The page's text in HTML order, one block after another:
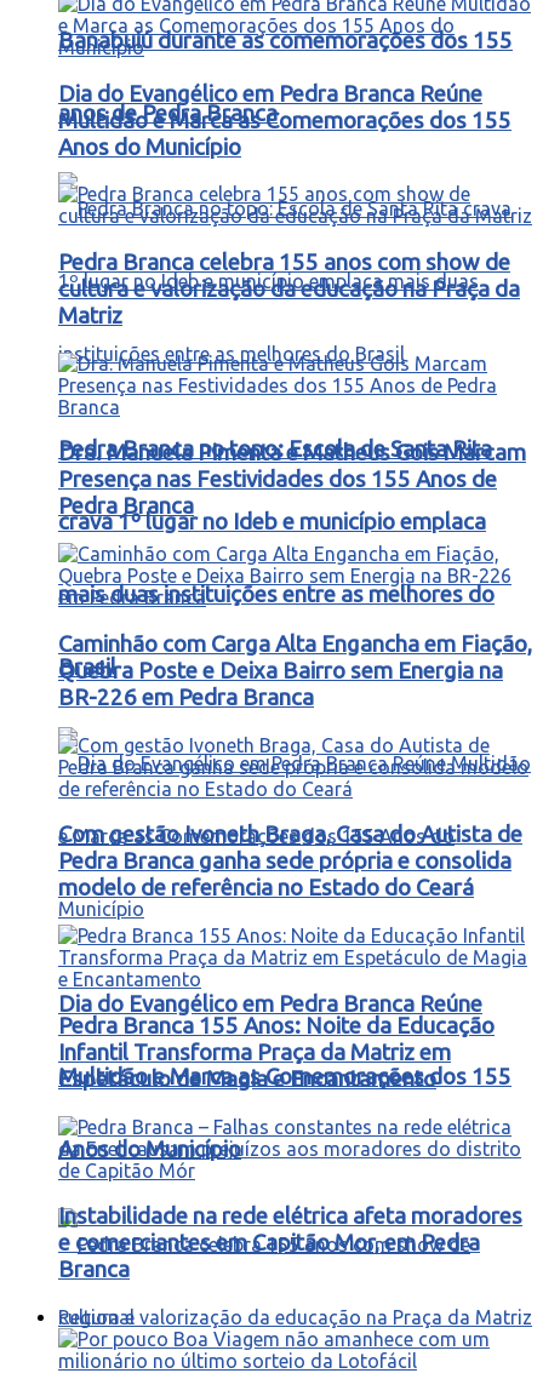
Banabuiú durante as comemorações dos 155
anos de Pedra Branca
Pedra Branca no topo: Escola de Santa Rita
crava 1º lugar no Ideb e município emplaca
mais duas instituições entre as melhores do
Brasil
Dia do Evangélico em Pedra Branca Reúne
Multidão e Marca as Comemorações dos 155
Anos do Município
Dia do Evangélico em Pedra Branca Reúne
Multidão e Marca as Comemorações dos 155
Anos do Município
Pedra Branca celebra 155 anos com show de
cultura e valorização da educação na Praça da
Matriz
Dra. Manuela Pimenta e Matheus Gois Marcam
Presença nas Festividades dos 155 Anos de
Pedra Branca
Caminhão com Carga Alta Engancha em Fiação,
Quebra Poste e Deixa Bairro sem Energia na
BR-226 em Pedra Branca
Com gestão Ivoneth Braga, Casa do Autista de
Pedra Branca ganha sede própria e consolida
modelo de referência no Estado do Ceará
Pedra Branca 155 Anos: Noite da Educação
Infantil Transforma Praça da Matriz em
Espetáculo de Magia e Encantamento
Instabilidade na rede elétrica afeta moradores
e comerciantes em Capitão Mor, em Pedra
Branca
Regional